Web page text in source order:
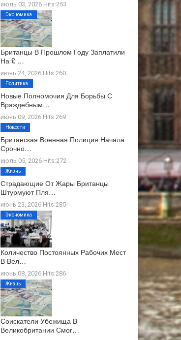
июль 03, 2026 Hits:253
Британцы В Прошлом Году Заплатили
На £ …
июнь 24, 2026 Hits:260
Экономика
Новые Полномочия Для Борьбы С
Враждебным…
июнь 09, 2026 Hits:269
Политика
Британская Военная Полиция Начала
Срочно…
июль 05, 2026 Hits:272
Новости
Страдающие От Жары Британцы
Штурмуют Пля…
июнь 23, 2026 Hits:285
Жизнь
Количество Постоянных Рабочих Мест
В Вел…
июнь 08, 2026 Hits:286
Экономика
Соискатели Убежища В
Великобритании Смог…
Жизнь